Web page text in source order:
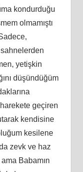
kondurduğu
olmamıştı
yetişkin
düşündüğüm
harekete geçiren
kendisine
kesilene
zevk ve haz
Babamın